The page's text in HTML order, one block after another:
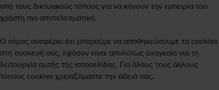
από τους δικτυακούς τόπους για να κάνουν την εμπειρία του
χρήστη πιο αποτελεσματική.
Ο νόμος αναφέρει ότι μπορούμε να αποθηκεύσουμε τα cookies
στη συσκευή σας, εφόσον είναι απολύτως αναγκαία για τη
λειτουργία αυτής της ιστοσελίδας. Για όλους τους άλλους
τύπους cookies χρειαζόμαστε την άδειά σας.